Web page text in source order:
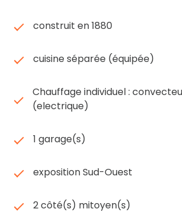
est exposé sont disponibles sur le
construit en 1880
cuisine séparée (équipée)
Chauffage individuel :
(electrique)
1 garage(s)
exposition Sud-Ouest
2 côté(s) mitoyen(s)